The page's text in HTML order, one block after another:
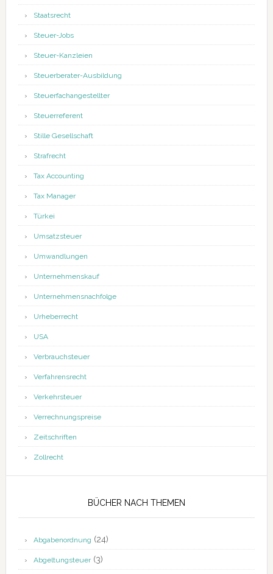
Staatsrecht
Steuer-Jobs
Steuer-Kanzleien
Steuerberater-Ausbildung
Steuerfachangestellter
Steuerreferent
Stille Gesellschaft
Strafrecht
Tax Accounting
Tax Manager
Türkei
Umsatzsteuer
Umwandlungen
Unternehmenskauf
Unternehmensnachfolge
Urheberrecht
USA
Verbrauchsteuer
Verfahrensrecht
Verkehrsteuer
Verrechnungspreise
Zeitschriften
Zollrecht
BÜCHER NACH THEMEN
Abgabenordnung (24)
Abgeltungsteuer(3)